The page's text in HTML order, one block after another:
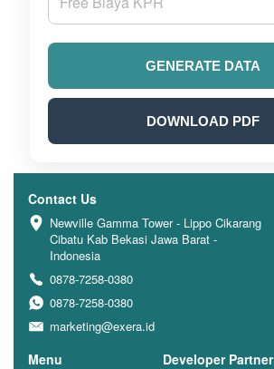
GENERATE DATA
DOWNLOAD PDF
Contact Us
Newville Gamma Tower - Lippo Cikarang
Cibatu Kab Bekasi Jawa Barat -
Indonesia
0878-7258-0380
0878-7258-0380
marketing@exera.id
Menu Developer Partner